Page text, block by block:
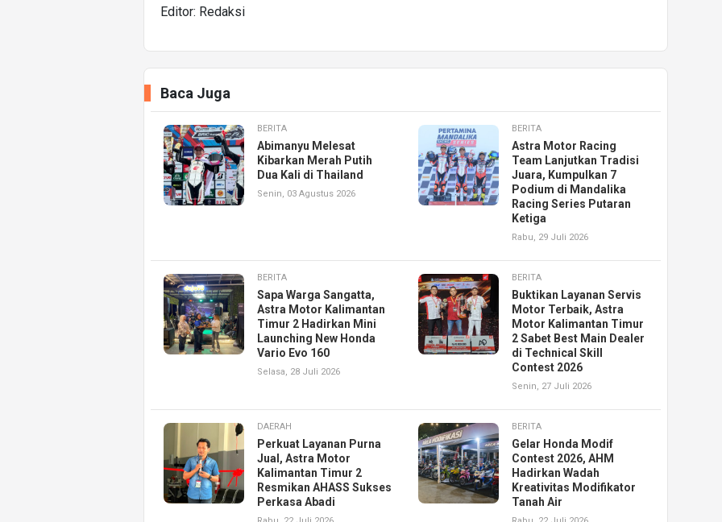
Editor: Redaksi
Baca Juga
BERITA
Abimanyu Melesat
Kibarkan Merah Putih
Dua Kali di Thailand
Senin, 03 Agustus 2026
BERITA
Astra Motor Racing
Team Lanjutkan Tradisi
Juara, Kumpulkan 7
Podium di Mandalika
Racing Series Putaran
Ketiga
Rabu, 29 Juli 2026
BERITA
Sapa Warga Sangatta,
Astra Motor Kalimantan
Timur 2 Hadirkan Mini
Launching New Honda
Vario Evo 160
Selasa, 28 Juli 2026
BERITA
Buktikan Layanan Servis
Motor Terbaik, Astra
Motor Kalimantan Timur
2 Sabet Best Main Dealer
di Technical Skill
Contest 2026
Senin, 27 Juli 2026
DAERAH
Perkuat Layanan Purna
Jual, Astra Motor
Kalimantan Timur 2
Resmikan AHASS Sukses
Perkasa Abadi
BERITA
Gelar Honda Modif
Contest 2026, AHM
Hadirkan Wadah
Kreativitas Modifikator
Tanah Air